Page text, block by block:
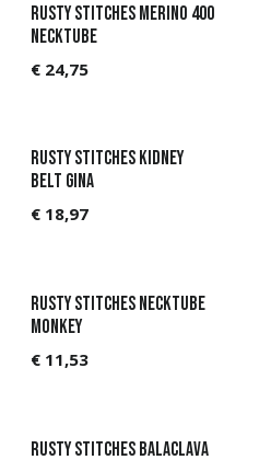
Rusty Stitches Merino 400
Necktube
€ 24,75
Rusty Stitches Kidney
Belt Gina
€ 18,97
Rusty Stitches Necktube
Monkey
€ 11,53
Rusty Stitches Balaclava